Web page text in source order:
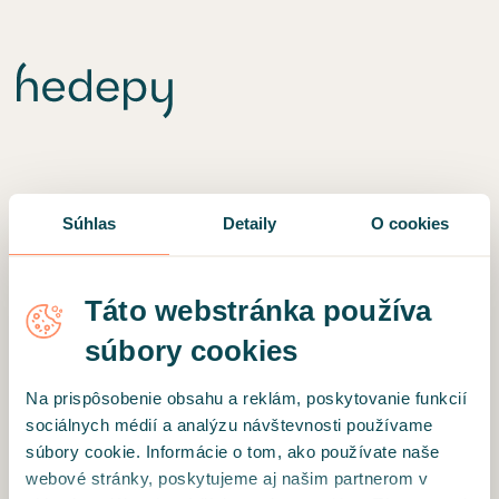
Súhlas Detaily O cookies
Táto webstránka používa
súbory cookies
Na prispôsobenie obsahu a reklám, poskytovanie funkcií
sociálnych médií a analýzu návštevnosti používame
súbory cookie. Informácie o tom, ako používate naše
webové stránky, poskytujeme aj našim partnerom v
Niečo sa pokazilo 🛠